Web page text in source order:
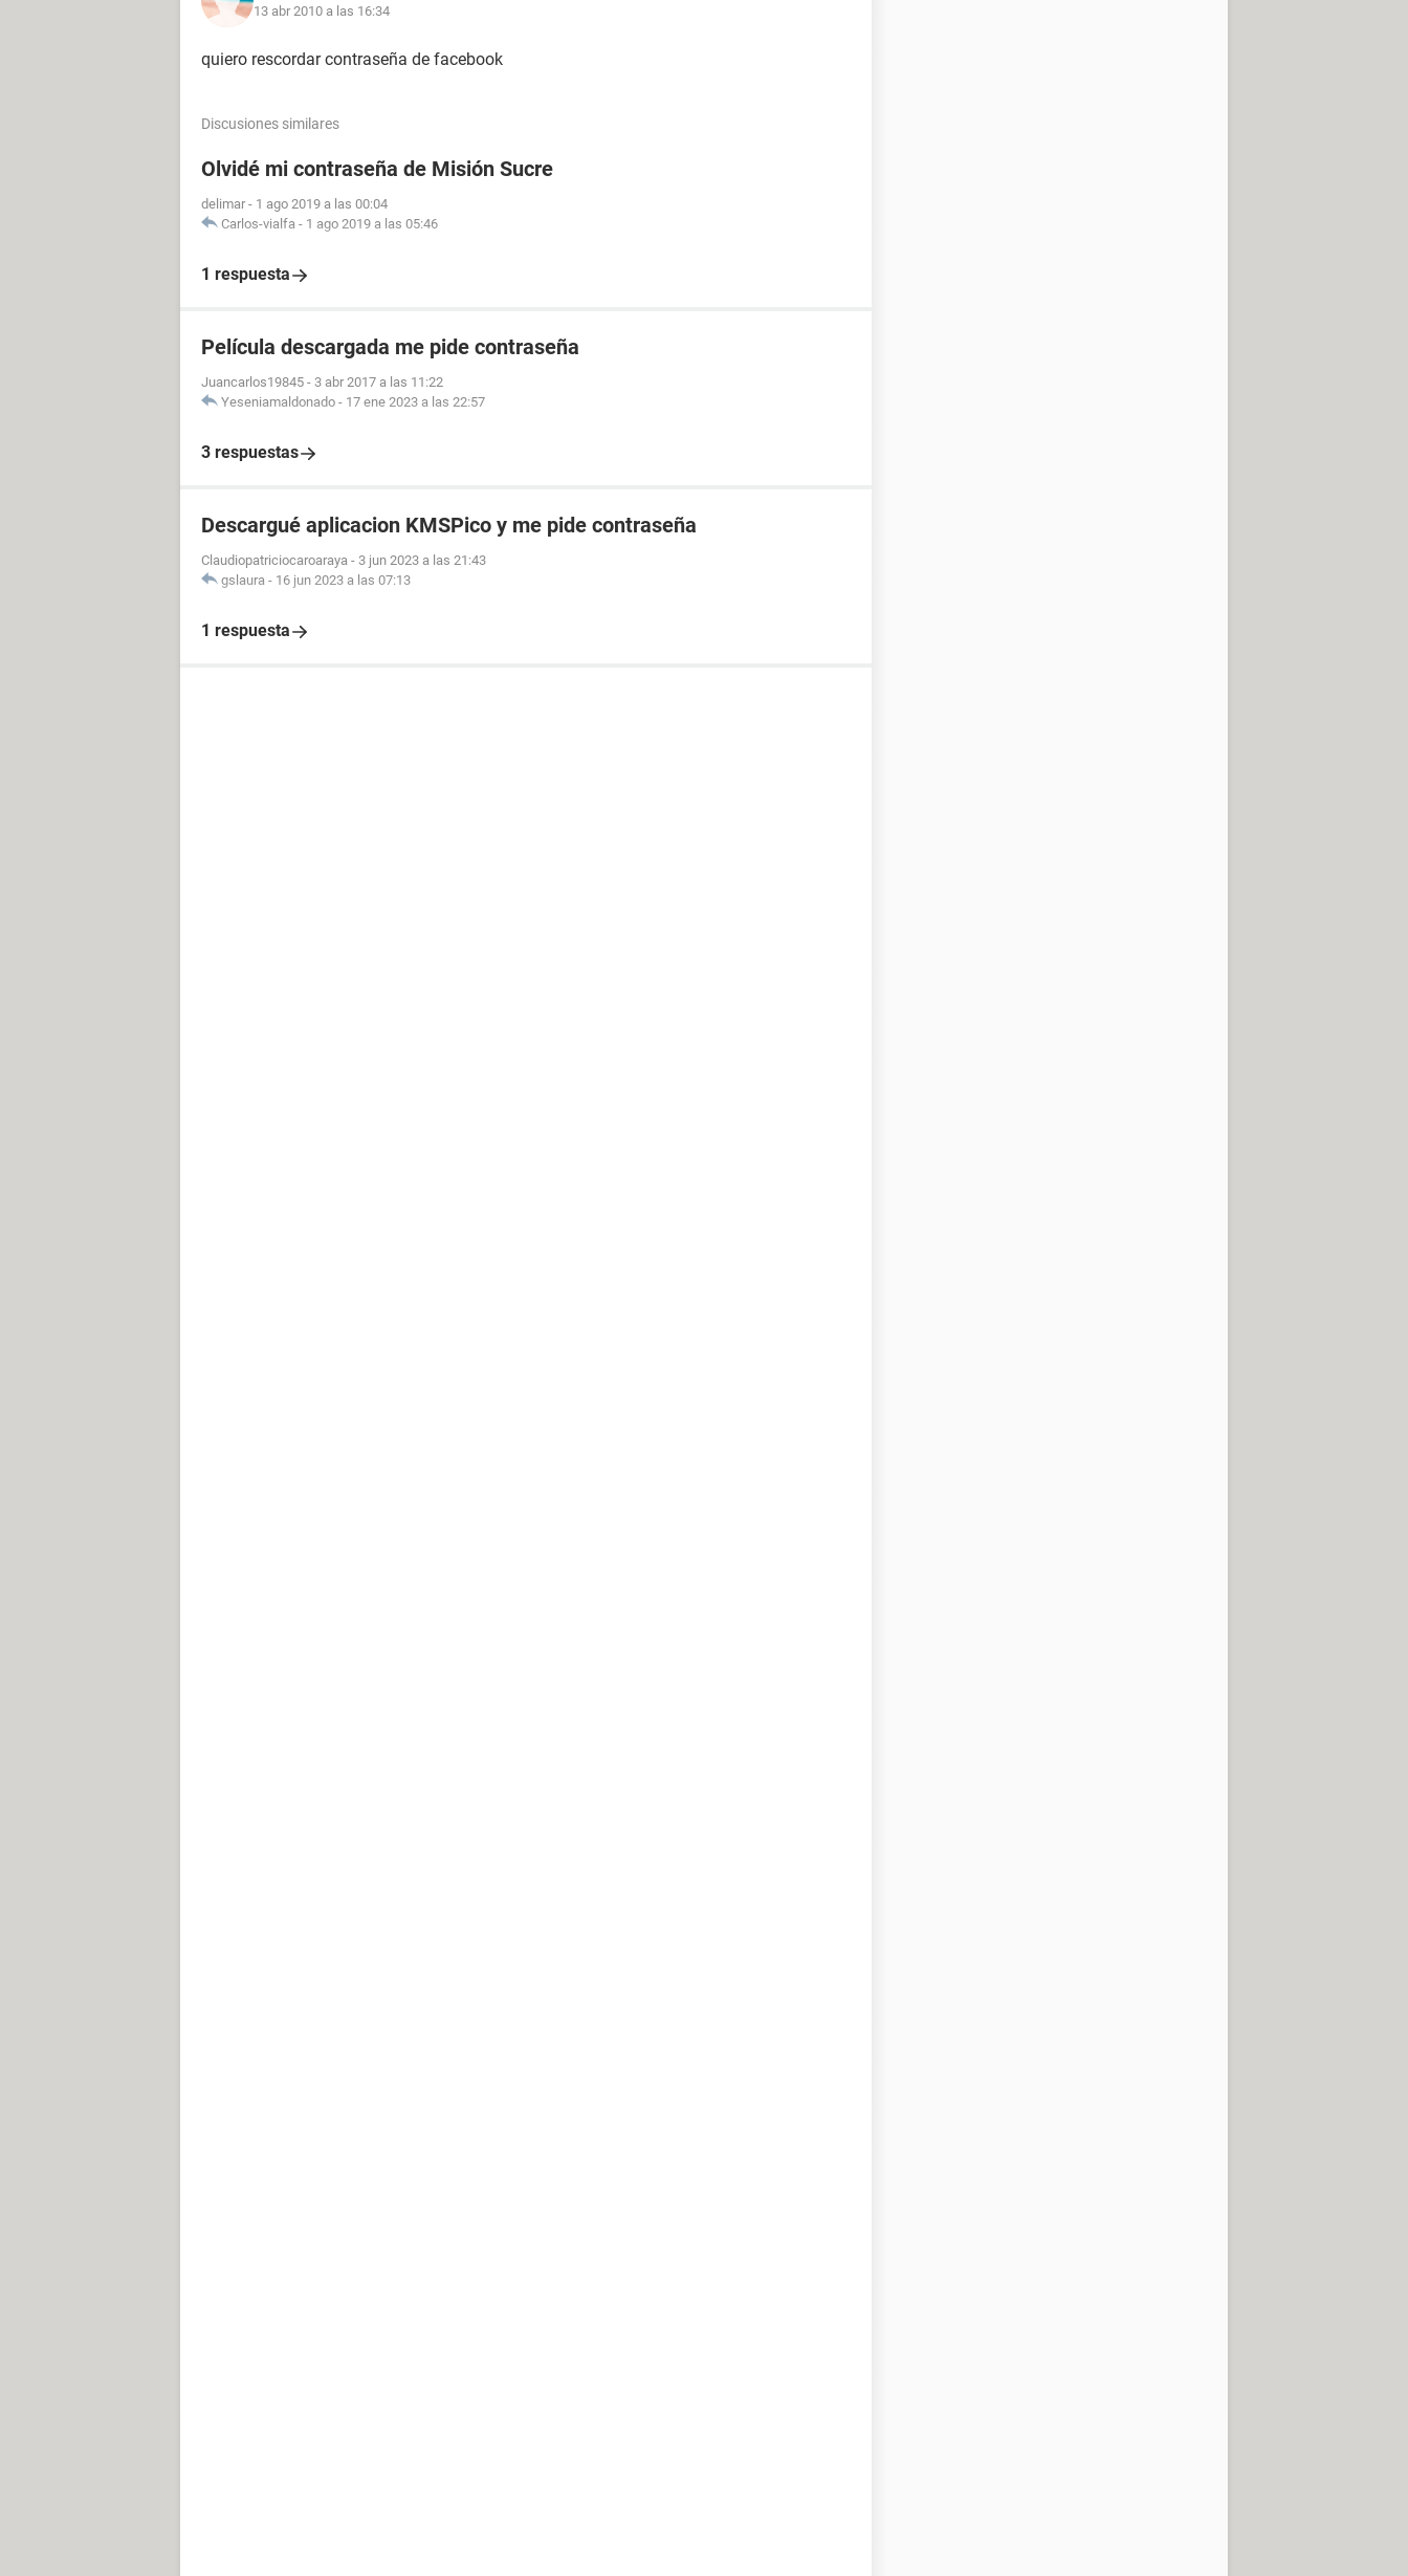
13 abr 2010 a las 16:34
quiero rescordar contraseña de facebook
Discusiones similares
Olvidé mi contraseña de Misión Sucre
delimar - 1 ago 2019 a las 00:04
Carlos-vialfa - 1 ago 2019 a las 05:46
1 respuesta
Película descargada me pide contraseña
Juancarlos19845 - 3 abr 2017 a las 11:22
Yeseniamaldonado - 17 ene 2023 a las 22:57
3 respuestas
Descargué aplicacion KMSPico y me pide contraseña
Claudiopatriciocaroaraya - 3 jun 2023 a las 21:43
gslaura - 16 jun 2023 a las 07:13
1 respuesta